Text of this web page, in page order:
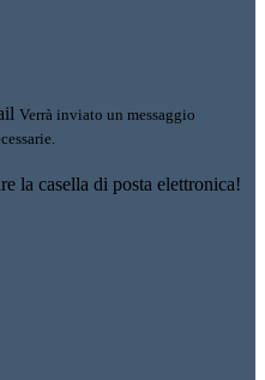
Verrà inviato un messaggio
la casella di posta elettronica!